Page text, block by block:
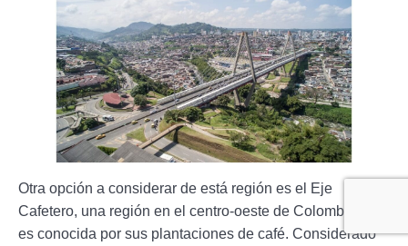
Otra opción a considerar de está región es el Eje
Cafetero, una región en el centro-oeste de Colombia que
es conocida por sus plantaciones de café. Considerado